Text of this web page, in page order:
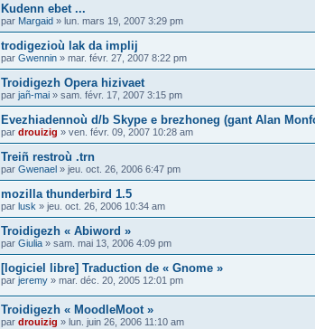
Kudenn ebet ...
par Margaid » lun. mars 19, 2007 3:29 pm
trodigezioù lak da implij
par Gwennin » mar. févr. 27, 2007 8:22 pm
Troidigezh Opera hizivaet
par jañ-mai » sam. févr. 17, 2007 3:15 pm
Evezhiadennoù d/b Skype e brezhoneg (gant Alan
par drouizig » ven. févr. 09, 2007 10:28 am
Treiñ restroù .trn
par Gwenael » jeu. oct. 26, 2006 6:47 pm
mozilla thunderbird 1.5
par lusk » jeu. oct. 26, 2006 10:34 am
Troidigezh « Abiword »
par Giulia » sam. mai 13, 2006 4:09 pm
[logiciel libre] Traduction de « Gnome »
par jeremy » mar. déc. 20, 2005 12:01 pm
Troidigezh « MoodleMoot »
par drouizig » lun. juin 26, 2006 11:10 am